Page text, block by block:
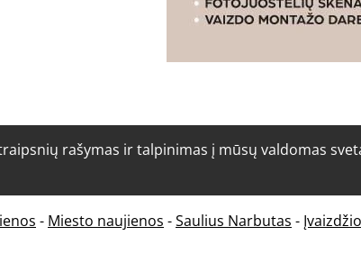
rašymas ir talpinimas į mūsų valdomas
- Miesto naujienos -Saulius Narbutas -